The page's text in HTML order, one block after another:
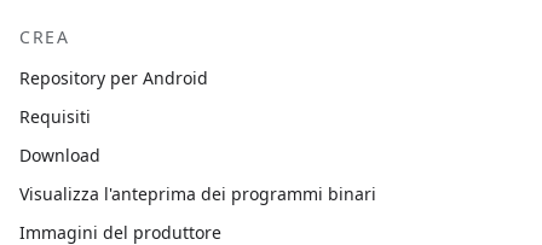
CREA
Repository per Android
Requisiti
Download
Visualizza l'anteprima dei programmi binari
Immagini del produttore